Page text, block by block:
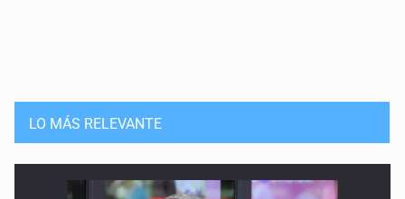
La gestión de la administración o la gestión del partido
28 de Abril de 2026
Entre reacomodos electorales y la administración pública
LO MÁS RELEVANTE